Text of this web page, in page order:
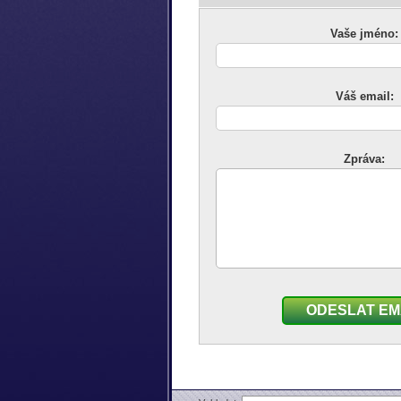
Vaše jméno:
Váš email:
Zpráva:
ODESLAT